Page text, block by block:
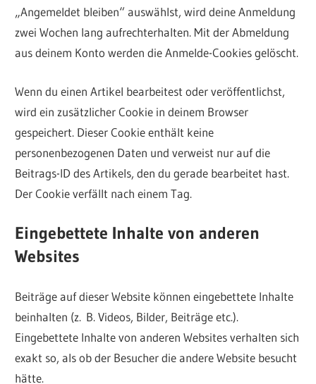
„Angemeldet bleiben“ auswählst, wird deine Anmeldung
zwei Wochen lang aufrechterhalten. Mit der Abmeldung
aus deinem Konto werden die Anmelde-Cookies gelöscht.
Wenn du einen Artikel bearbeitest oder veröffentlichst,
wird ein zusätzlicher Cookie in deinem Browser
gespeichert. Dieser Cookie enthält keine
personenbezogenen Daten und verweist nur auf die
Beitrags-ID des Artikels, den du gerade bearbeitet hast.
Der Cookie verfällt nach einem Tag.
Eingebettete Inhalte von anderen
Websites
Beiträge auf dieser Website können eingebettete Inhalte
beinhalten (z. B. Videos, Bilder, Beiträge etc.).
Eingebettete Inhalte von anderen Websites verhalten sich
exakt so, als ob der Besucher die andere Website besucht
hätte.